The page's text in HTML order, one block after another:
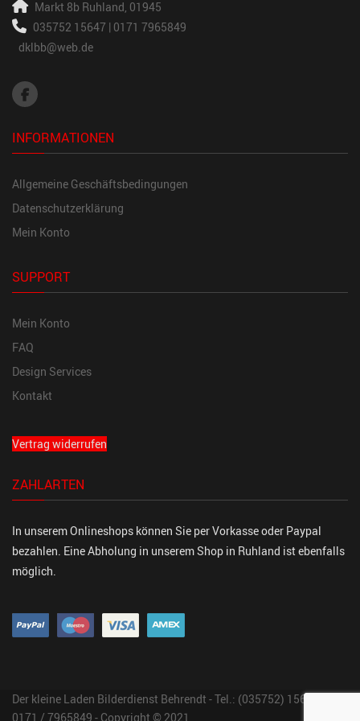
Markt 8b Ruhland, 01945
035752 15647 | 0171 7965849
dklbb@web.de
INFORMATIONEN
Allgemeine Geschäftsbedingungen
Datenschutzerklärung
Mein Konto
SUPPORT
Mein Konto
FAQ
Design Services
Kontakt
Vertrag widerrufen
ZAHLARTEN
In unserem Onlineshops können Sie per Vorkasse oder Paypal
bezahlen. Eine Abholung in unserem Shop in Ruhland ist ebenfalls
möglich.
Der kleine Laden Bilderdienst Behrendt - Tel.: (035752) 15647 Fon:
0171 / 7965849 - Copyright © 2021